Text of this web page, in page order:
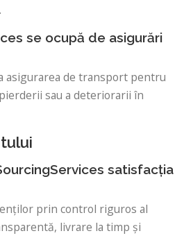
se ocupă de asigurări
asigurarea de transport pentru
sau a deteriorarii în
satisfacția
prin control riguros al
livrare la timp și